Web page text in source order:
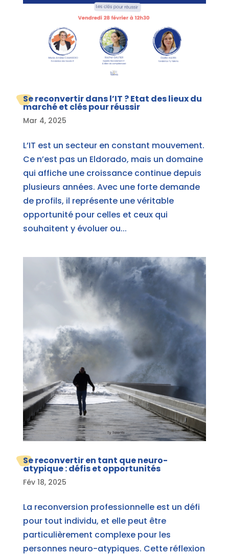
Se reconvertir dans l’IT ? Etat des lieux du
marché et clés pour réussir
Mar 4, 2025
L’IT est un secteur en constant mouvement.
Ce n’est pas un Eldorado, mais un domaine
qui affiche une croissance continue depuis
plusieurs années. Avec une forte demande
de profils, il représente une véritable
opportunité pour celles et ceux qui
souhaitent y évoluer ou...
Se reconvertir en tant que neuro-
atypique : défis et opportunités
Fév 18, 2025
La reconversion professionnelle est un défi
pour tout individu, et elle peut être
particulièrement complexe pour les
personnes neuro-atypiques. Cette réflexion